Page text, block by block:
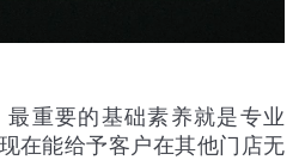
重要的基础素养就是专业
在能给予客户在其他门店无